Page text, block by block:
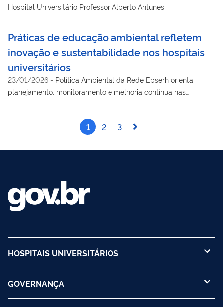
Hospital Universitário Professor Alberto Antunes
Práticas de educação ambiental refletem
inovação e sustentabilidade nos hospitais
universitários
23/01/2026 - Política Ambiental da Rede Ebserh orienta
planejamento, monitoramento e melhoria contínua nas
1 2 3
HOSPITAIS UNIVERSITÁRIOS
GOVERNANÇA